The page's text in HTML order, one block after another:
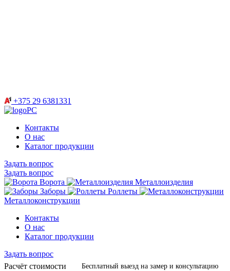
+375 29 6381331
Контакты
О нас
Каталог продукции
Задать вопрос
Задать вопрос
Ворота
Металлоизделия
Заборы
Роллеты
Металлоконструкции
Контакты
О нас
Каталог продукции
Задать вопрос
Расчёт стоимости
Бесплатный выезд на замер и консультацию